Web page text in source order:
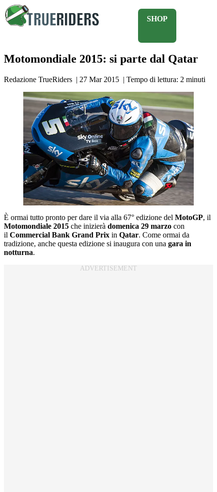
SHOP
Motomondiale 2015: si parte dal Qatar
Redazione TrueRiders | 27 Mar 2015 | Tempo di lettura: 2 minuti
È ormai tutto pronto per dare il via alla 67° edizione del MotoGP, il
Motomondiale 2015 che inizierà domenica 29 marzo con
il Commercial Bank Grand Prix in Qatar. Come ormai da
tradizione, anche questa edizione si inaugura con una gara in
notturna.